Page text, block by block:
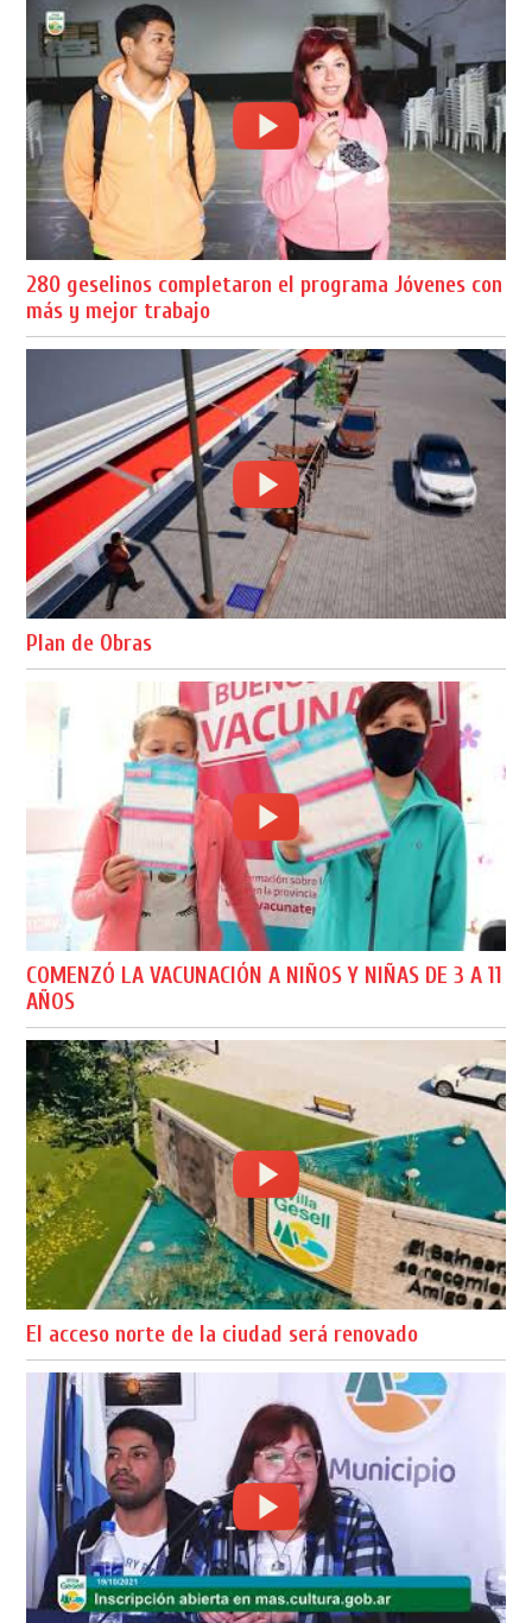
280 geselinos completaron el programa Jóvenes con
más y mejor trabajo
Plan de Obras
COMENZÓ LA VACUNACIÓN A NIÑOS Y NIÑAS DE 3 A 11
AÑOS
El acceso norte de la ciudad será renovado